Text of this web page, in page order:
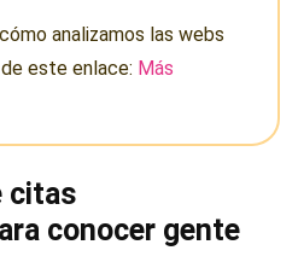
analizamos las webs
este enlace: Más
citas
conocer gente